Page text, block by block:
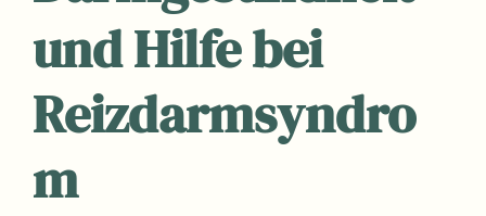
und Hilfe bei
Reizdarmsyndro
m